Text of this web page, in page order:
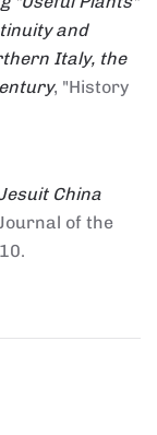
and
Italy, the
, "History
China
of the